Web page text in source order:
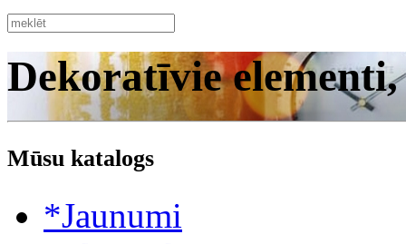
Dekoratīvie
Mūsu katalogs
*Jaunumi